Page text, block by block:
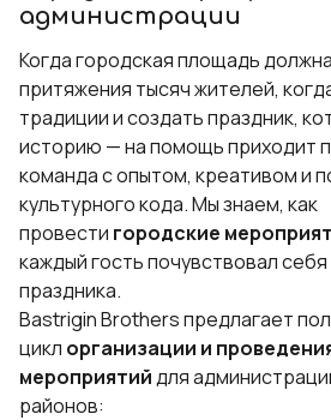
администрации
Когда городская площадь
притяжения тысяч жителей,
традиции и создать праздник,
историю — на помощь приходит
команда с опытом, креативом и
культурного кода. Мы знаем, как
провести городские
каждый гость почувствовал
праздника.
Bastrigin Brothers предлагает
цикл организации и
мероприятийдля
районов: